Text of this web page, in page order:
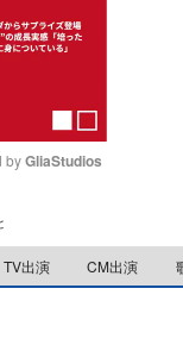
e
by GliaStudios
TV出演 CM出演